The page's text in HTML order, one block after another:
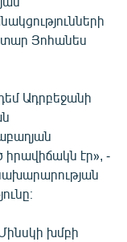
Յոհանես
Ադրբեջանի
էր», -
խմբի